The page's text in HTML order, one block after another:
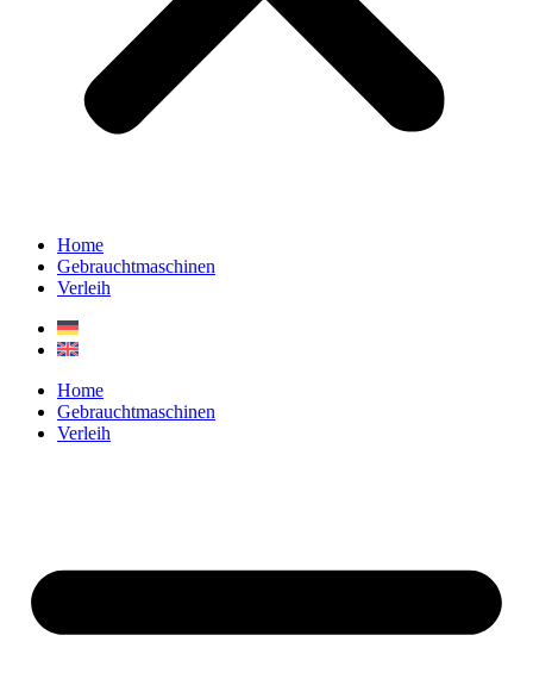
Home
Gebrauchtmaschinen
Verleih
Home
Gebrauchtmaschinen
Verleih